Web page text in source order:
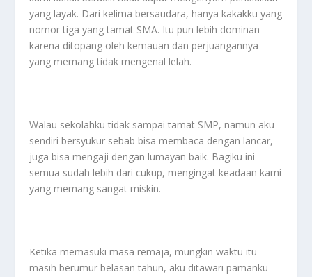
yang layak. Dari kelima bersaudara, hanya kakakku yang
nomor tiga yang tamat SMA. Itu pun lebih dominan
karena ditopang oleh kemauan dan perjuangannya
yang memang tidak mengenal lelah.
Walau sekolahku tidak sampai tamat SMP, namun aku
sendiri bersyukur sebab bisa membaca dengan lancar,
juga bisa mengaji dengan lumayan baik. Bagiku ini
semua sudah lebih dari cukup, mengingat keadaan kami
yang memang sangat miskin.
Ketika memasuki masa remaja, mungkin waktu itu
masih berumur belasan tahun, aku ditawari pamanku